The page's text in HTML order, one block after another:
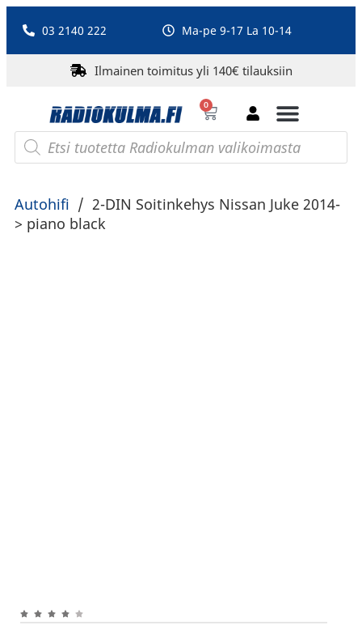
03 2140 222 Ma-pe 9-17 La 10-14
Ilmainen toimitus yli 140€ tilauksiin
0
Autohifi / 2-DIN Soitinkehys Nissan Juke 2014-
> piano black